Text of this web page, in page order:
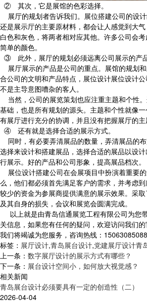
② 其次，它是展馆的色彩选择。
展厅的规划者告诉我们。展位搭建公司的设
还是展示厅的主要原材料，都会让人感觉到大
白色和灰色，将两者相对应其他。许多公司会
简单的颜色。
③ 此外，展厅的规划必须远离公司展示的产品
展厅展示的产品是公司的重点。展馆的规划
合公司的文明和产品特点，展位设计展位设计
不是主导意图嘈杂的客人。
当然，公司的展览策划也应注重主题和个性
基础，也是所有规划的源头。主题和个性就像
有展厅进行充分的协调，并且没有把握展厅的主
④ 还有就是选择合适的展示方式。
同时，有必要弄清展品的数量，弄清展品的
选择来设计和搭建展品，选择合适的展品以设
行展示。好的产品和公司形象，提高展品档次。
展位设计搭建公司在会展项目中扮演着重要
么，他们都必须首先满足客户的需求，并考虑
较少的资金为参展商提供满意的展示效果。采
及其自身的损失，会议和展览会圆满完成。
以上就是由青岛信通展览工程有限公司为您
关信息，如果您有任何的疑问，欢迎访问我们
我们将竭诚为您服务，咨询热线：15063085088
标签： 展厅设计,青岛展台设计,党建展厅设计青
上一条： 数字展厅设计的展示方式有哪些？
下一条： 展台设计空间小，如何放大视觉感？
相关新闻
青岛展台设计必须要具有一定的创造性（二）
2026-04-04